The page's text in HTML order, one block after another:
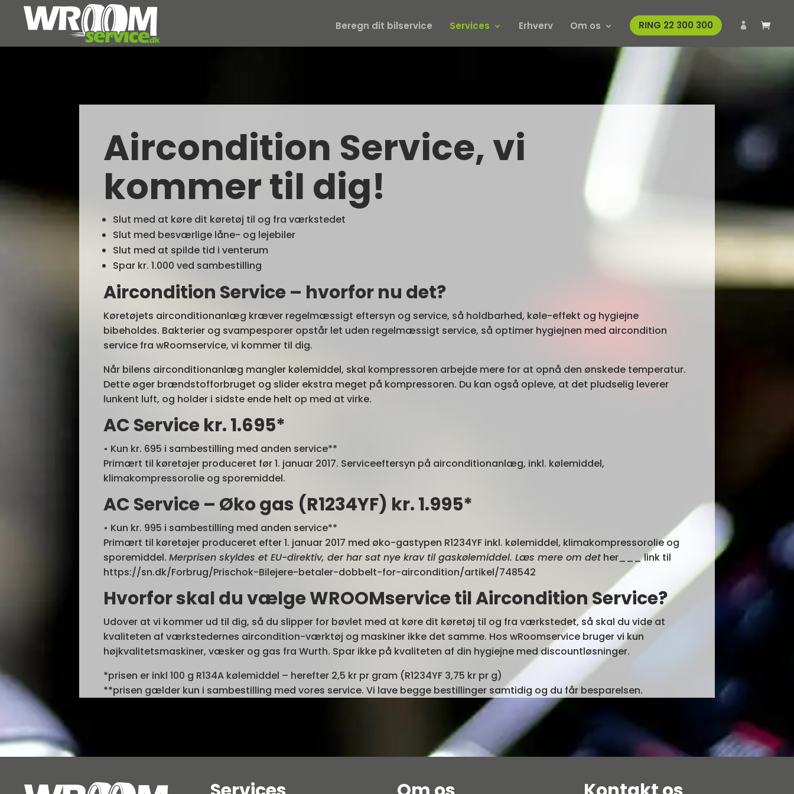
Beregn dit bilservice Services Erhverv Om os RING 22 300 300 
Aircondition Service, vi
kommer til dig!
Slut med at køre dit køretøj til og fra værkstedet
Slut med besværlige låne- og lejebiler
Slut med at spilde tid i venterum
Spar kr. 1.000 ved sambestilling
Aircondition Service – hvorfor nu det?
Køretøjets airconditionanlæg kræver regelmæssigt eftersyn og service, så holdbarhed, køle-effekt og hygiejne
bibeholdes. Bakterier og svampesporer opstår let uden regelmæssigt service, så optimer hygiejnen med aircondition
service fra wRoomservice, vi kommer til dig.
Når bilens airconditionanlæg mangler kølemiddel, skal kompressoren arbejde mere for at opnå den ønskede temperatur.
Dette øger brændstofforbruget og slider ekstra meget på kompressoren. Du kan også opleve, at det pludselig leverer
lunkent luft, og holder i sidste ende helt op med at virke.
AC Service kr. 1.695*
• Kun kr. 695 i sambestilling med anden service**
Primært til køretøjer produceret før 1. januar 2017. Serviceeftersyn på airconditionanlæg, inkl. kølemiddel,
klimakompressorolie og sporemiddel.
AC Service – Øko gas (R1234YF) kr. 1.995*
• Kun kr. 995 i sambestilling med anden service**
Primært til køretøjer produceret efter 1. januar 2017 med øko-gastypen R1234YF inkl. kølemiddel, klimakompressorolie og
sporemiddel. Merprisen skyldes et EU-direktiv, der har sat nye krav til gaskølemiddel. Læs mere om dether___ link til
https://sn.dk/Forbrug/Prischok-Bilejere-betaler-dobbelt-for-aircondition/artikel/748542
Hvorfor skal du vælge WROOMservice til Aircondition Service?
Udover at vi kommer ud til dig, så du slipper for bøvlet med at køre dit køretøj til og fra værkstedet, så skal du vide at
kvaliteten af værkstedernes aircondition-værktøj og maskiner ikke det samme. Hos wRoomservice bruger vi kun
højkvalitetsmaskiner, væsker og gas fra Wurth. Spar ikke på kvaliteten af din hygiejne med discountløsninger.
*prisen er inkl 100 g R134A kølemiddel – herefter 2,5 kr pr gram (R1234YF 3,75 kr pr g)
**prisen gælder kun i sambestilling med vores service. Vi lave begge bestillinger samtidig og du får besparelsen.